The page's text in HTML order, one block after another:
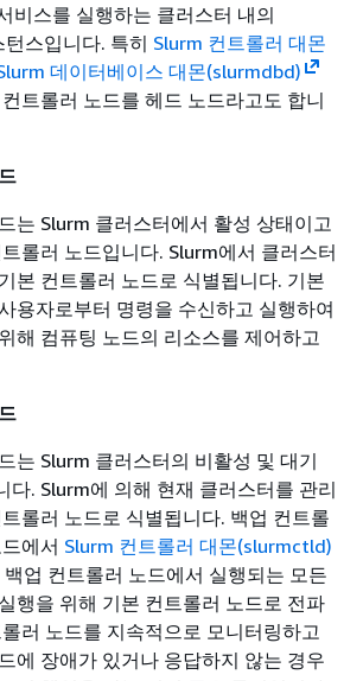
비스를 실행하는 클러스터 내의
스입니다. 특히 Slurm 컨트롤러 대몬
데이터베이스 대몬(slurmdbd)
트롤러 노드를 헤드 노드라고도 합니
는 Slurm 클러스터에서 활성 상태이고
롤러 노드입니다. Slurm에서 클러스터
본 컨트롤러 노드로 식별됩니다. 기본
용자로부터 명령을 수신하고 실행하여
해 컴퓨팅 노드의 리소스를 제어하고
는 Slurm 클러스터의 비활성 및 대기
다. Slurm에 의해 현재 클러스터를 관리
롤러 노드로 식별됩니다. 백업 컨트롤
에서 Slurm 컨트롤러 대몬(slurmctld)
업 컨트롤러 노드에서 실행되는 모든
행을 위해 기본 컨트롤러 노드로 전파
러 노드를 지속적으로 모니터링하고
에 장애가 있거나 응답하지 않는 경우